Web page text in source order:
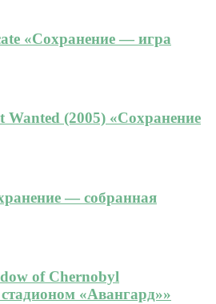
«Сохранение — игра
Wanted (2005) «Сохранение
— собранная
of Chernobyl
«Авангард»»